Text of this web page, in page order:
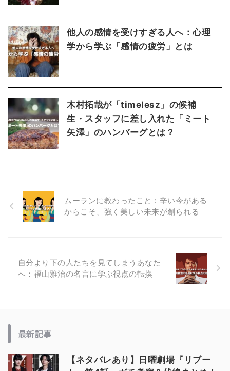
他人の感情を受けすぎる人へ：心理
学から学ぶ「感情の疲労」とは
木村拓哉が「timelesz」の候補
生・スタッフに差し入れた「ミート
矢澤」のハンバーグとは？
ムーランに教わったこと：辛い今がある
からこそ、強く美しい未来が創られる
自分より下の人たちを見てしまうあなた
へ：福山雅治の名言に学ぶ視点の転換
最新記事
【ネタバレあり】日曜劇場『リブー